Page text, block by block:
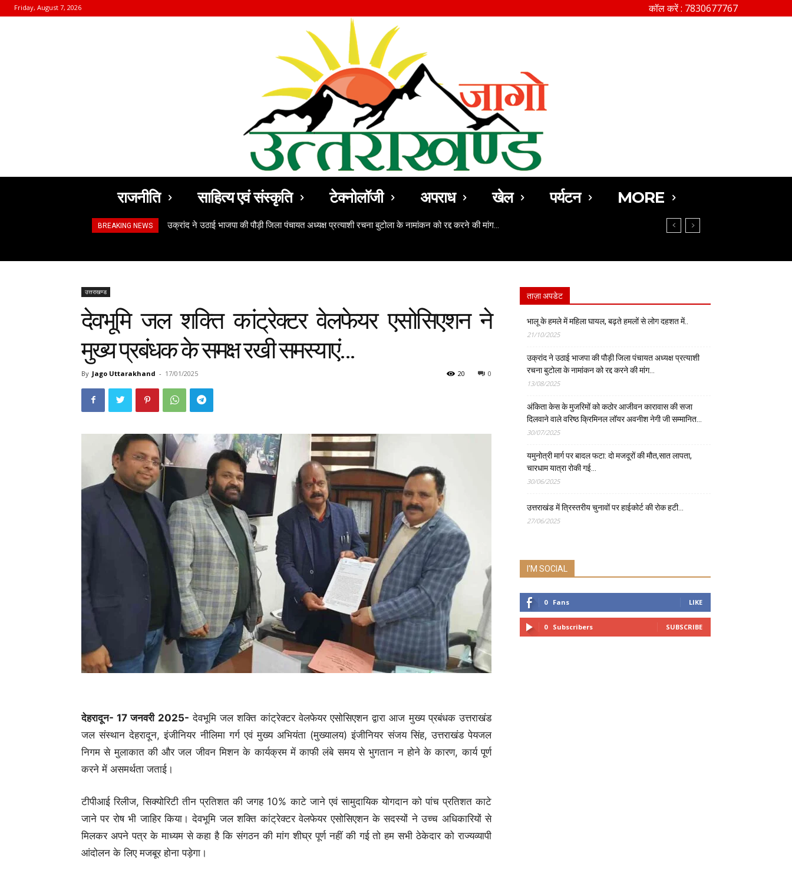
Friday, August 7, 2026 कॉल करें : 7830677767
राजनीति साहित्य एवं संस्कृति टेक्नोलॉजी अपराध खेल पर्यटन MORE
BREAKING NEWS उक्रांद ने उठाई भाजपा की पौड़ी जिला पंचायत अध्यक्ष प्रत्याशी रचना बुटोला के नामांकन को रद्द करने की मांग…
उत्तराखण्ड
देवभूमि जल शक्ति कांट्रेक्टर वेलफेयर एसोसिएशन ने
मुख्य प्रबंधक के समक्ष रखी समस्याएं…
By Jago Uttarakhand - 17/01/2025 0
20
देहरादून- 17 जनवरी 2025- देवभूमि जल शक्ति कांट्रेक्टर वेलफेयर एसोसिएशन द्वारा आज मुख्य प्रबंधक उत्तराखंड
जल संस्थान देहरादून, इंजीनियर नीलिमा गर्ग एवं मुख्य अभियंता (मुख्यालय) इंजीनियर संजय सिंह, उत्तराखंड पेयजल
निगम से मुलाकात की और जल जीवन मिशन के कार्यक्रम में काफी लंबे समय से भुगतान न होने के कारण, कार्य पूर्ण
करने में असमर्थता जताई।
टीपीआई रिलीज, सिक्योरिटी तीन प्रतिशत की जगह 10% काटे जाने एवं सामुदायिक योगदान को पांच प्रतिशत काटे
जाने पर रोष भी जाहिर किया। देवभूमि जल शक्ति कांट्रेक्टर वेलफेयर एसोसिएशन के सदस्यों ने उच्च अधिकारियों से
मिलकर अपने पत्र के माध्यम से कहा है कि संगठन की मांग शीघ्र पूर्ण नहीं की गई तो हम सभी ठेकेदार को राज्यव्यापी
आंदोलन के लिए मजबूर होना पड़ेगा।
ताज़ा अपडेट
भालू के हमले में महिला घायल, बढ़ते हमलों से लोग दहशत में..
21/10/2025
उक्रांद ने उठाई भाजपा की पौड़ी जिला पंचायत अध्यक्ष प्रत्याशी
रचना बुटोला के नामांकन को रद्द करने की मांग…
13/08/2025
अंकिता केस के मुजरिमों को कठोर आजीवन कारावास की सजा
दिलवाने वाले वरिष्ठ क्रिमिनल लॉयर अवनीश नेगी जी सम्मानित…
30/07/2025
यमुनोत्री मार्ग पर बादल फटा: दो मजदूरों की मौत,सात लापता,
चारधाम यात्रा रोकी गई…
30/06/2025
उत्तराखंड में त्रिस्तरीय चुनावों पर हाईकोर्ट की रोक हटी…
27/06/2025
I'M SOCIAL
0 Fans LIKE
0 Subscribers SUBSCRIBE